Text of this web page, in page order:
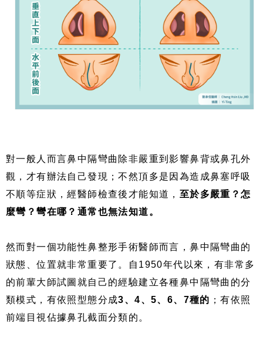
對一般人而言鼻中隔彎曲除非嚴重到影響鼻背或鼻孔外
觀，才有辦法自己發現；不然頂多是因為造成鼻塞呼吸
不順等症狀，經醫師檢查後才能知道， 至於多嚴重？怎
麼彎？彎在哪？通常也無法知道。
然而對一個功能性鼻整形手術醫師而言，鼻中隔彎曲的
狀態、位置就非常重要了。自1950年代以來，有非常多
的前輩大師試圖就自己的經驗建立各種鼻中隔彎曲的分
類模式，有依照型態分成3、4、5、6、7種的 ；有依照
前端目視佔據鼻孔截面分類的。